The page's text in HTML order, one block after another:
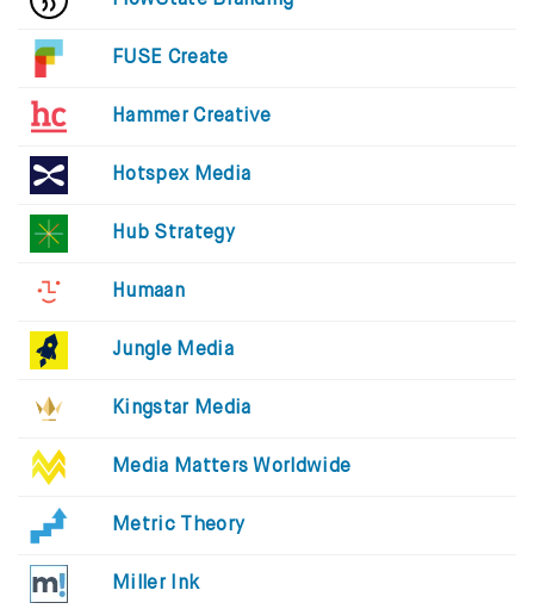
FUSE Create
Hammer Creative
Hotspex Media
Hub Strategy
Humaan
Jungle Media
Kingstar Media
Media Matters Worldwide
Metric Theory
Miller Ink